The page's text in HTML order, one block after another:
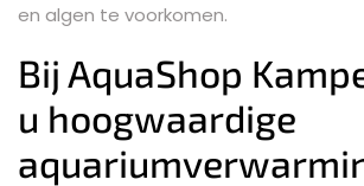
en algen te voorkomen.
Bij AquaShop
u hoogwaardige